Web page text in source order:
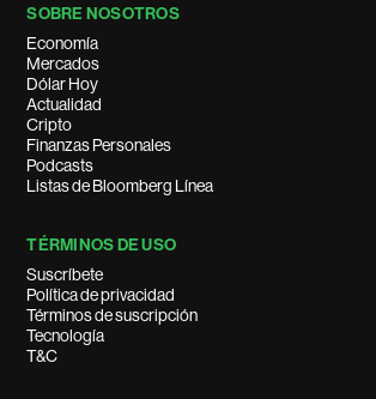
SOBRE NOSOTROS
Economía
Mercados
Dólar Hoy
Actualidad
Cripto
Finanzas Personales
Podcasts
Listas de Bloomberg Línea
TÉRMINOS DE USO
Suscríbete
Política de privacidad
Términos de suscripción
Tecnología
T&C